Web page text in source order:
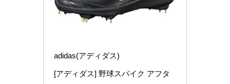
adidas(アディダス)
[アディダス] 野球スパイク アフタ